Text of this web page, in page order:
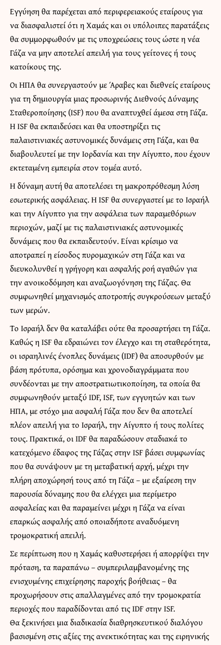
Εγγύηση θα παρέχεται από περιφερειακούς εταίρους για
να διασφαλιστεί ότι η Χαμάς και οι υπόλοιπες παρατάξεις
θα συμμορφωθούν με τις υποχρεώσεις τους ώστε η νέα
Γάζα να μην αποτελεί απειλή για τους γείτονες ή τους
κατοίκους της.
Οι ΗΠΑ θα συνεργαστούν με Άραβες και διεθνείς εταίρους
για τη δημιουργία μιας προσωρινής Διεθνούς Δύναμης
Σταθεροποίησης (ISF) που θα αναπτυχθεί άμεσα στη Γάζα.
Η ISF θα εκπαιδεύσει και θα υποστηρίξει τις
παλαιστινιακές αστυνομικές δυνάμεις στη Γάζα, και θα
διαβουλευτεί με την Ιορδανία και την Αίγυπτο, που έχουν
εκτεταμένη εμπειρία στον τομέα αυτό.
Η δύναμη αυτή θα αποτελέσει τη μακροπρόθεσμη λύση
εσωτερικής ασφάλειας. Η ISF θα συνεργαστεί με το Ισραήλ
και την Αίγυπτο για την ασφάλεια των παραμεθόριων
περιοχών, μαζί με τις παλαιστινιακές αστυνομικές
δυνάμεις που θα εκπαιδευτούν. Είναι κρίσιμο να
αποτραπεί η είσοδος πυρομαχικών στη Γάζα και να
διευκολυνθεί η γρήγορη και ασφαλής ροή αγαθών για
την ανοικοδόμηση και αναζωογόνηση της Γάζας. Θα
συμφωνηθεί μηχανισμός αποτροπής συγκρούσεων μεταξύ
των μερών.
Το Ισραήλ δεν θα καταλάβει ούτε θα προσαρτήσει τη Γάζα.
Καθώς η ISF θα εδραιώνει τον έλεγχο και τη σταθερότητα,
οι ισραηλινές ένοπλες δυνάμεις (IDF) θα αποσυρθούν με
βάση πρότυπα, ορόσημα και χρονοδιαγράμματα που
συνδέονται με την αποστρατιωτικοποίηση, τα οποία θα
συμφωνηθούν μεταξύ IDF, ISF, των εγγυητών και των
ΗΠΑ, με στόχο μια ασφαλή Γάζα που δεν θα αποτελεί
πλέον απειλή για το Ισραήλ, την Αίγυπτο ή τους πολίτες
τους. Πρακτικά, οι IDF θα παραδώσουν σταδιακά το
κατεχόμενο έδαφος της Γάζας στην ISF βάσει συμφωνίας
που θα συνάψουν με τη μεταβατική αρχή, μέχρι την
πλήρη αποχώρησή τους από τη Γάζα – με εξαίρεση την
παρουσία δύναμης που θα ελέγχει μια περίμετρο
ασφαλείας και θα παραμείνει μέχρι η Γάζα να είναι
επαρκώς ασφαλής από οποιαδήποτε αναδυόμενη
τρομοκρατική απειλή.
Σε περίπτωση που η Χαμάς καθυστερήσει ή απορρίψει την
πρόταση, τα παραπάνω – συμπεριλαμβανομένης της
ενισχυμένης επιχείρησης παροχής βοήθειας – θα
προχωρήσουν στις απαλλαγμένες από την τρομοκρατία
περιοχές που παραδίδονται από τις IDF στην ISF.
Θα ξεκινήσει μια διαδικασία διαθρησκευτικού διαλόγου
βασισμένη στις αξίες της ανεκτικότητας και της ειρηνικής